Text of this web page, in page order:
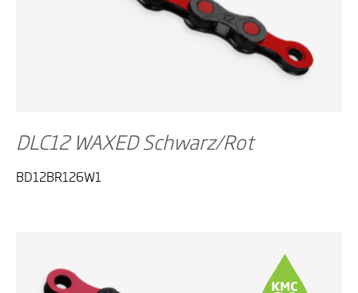
DLC12 WAXED Schwarz/Rot
BD12BR126W1